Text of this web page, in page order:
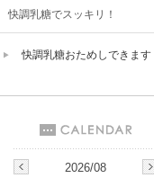
快調乳糖でスッキリ！
快調乳糖おためしできます
2026/08